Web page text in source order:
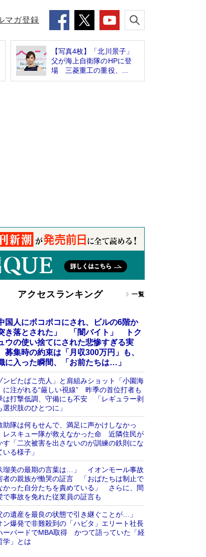
マガ登録
【写真4枚】「北川景子」
父が海上自衛隊のHPに登
場 三菱重工の重役、...
アクセスランキング 一覧
国人にボコボコにされ、ビルの6階か
き落とされた」 「闇バイト」 トク
ウの使い捨てにされた悲惨すぎる実
集時の約束は「月収300万円」も、
に入った瞬間、「お前たちは…」
ンビたばこ売人」と肩組みショット「小園海
に注がれる“厳しい視線” 昨季の首位打者も
は打撃低調、守備にも不安 「レギュラー剥
選択肢のひとつに」
助隊は何もせんで、満足に声かけしなかっ
レスキュー隊が救えなかった命 近隣住民が
す「二次被害を出さないのが訓練の鉄則にな
いる様子」
瑠美の最期の言葉は…」 イオンモール事故
者の親族が慟哭の証言 「おばたちは制止で
かった自分たちを責めている」 さらに、間
で事故を免れた従業員の証言も
の遺産を最良の状態で引き継ぐことが…」
ン爆発で非難殺到の「ハビタ」エリート社長
ーバードでMBA取得 かつて語っていた「経
学」とは